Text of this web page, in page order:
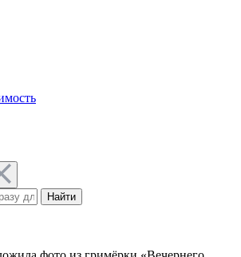
Найти